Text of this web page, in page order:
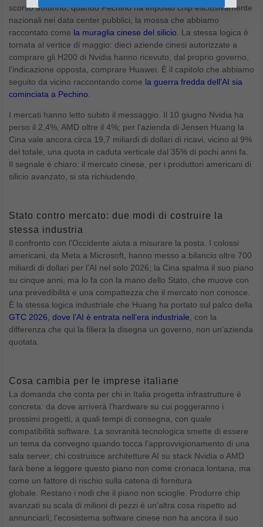
scorso autunno, quando Pechino ha imposto chip esclusivamente
nazionali nei data center pubblici, la mossa che abbiamo
raccontato come la muraglia cinese del silicio . La stessa logica è
tornata al vertice di maggio: dieci aziende cinesi autorizzate a
comprare gli H200 di Nvidia hanno ricevuto, dal proprio governo,
l’indicazione opposta, comprare Huawei. È il capitolo che abbiamo
seguito da vicino raccontando come la guerra fredda dell’AI sia
cominciata a Pechino
I mercati hanno letto subito il messaggio. Il 10 giugno Nvidia ha
perso il 2,4%, AMD oltre il 4%; per l’azienda di Jensen Huang la
Cina vale ancora circa 19,7 miliardi di dollari di ricavi, vicino al 9%
del totale, una quota in caduta verticale dal 35% di pochi anni fa.
Il segnale è chiaro: il mercato cinese, per i produttori americani di
silicio avanzato, si sta richiudendo.
Stato contro mercato: due modi di costruire la
stessa industria
Il confronto con l’Occidente aiuta a misurare la posta. I colossi
americani, da Meta a Microsoft, hanno messo a bilancio oltre 700
miliardi di dollari per l’AI nel solo 2026; la Cina spalma il suo piano
su cinque anni, ma lo fa con la mano dello Stato, che muove con
una prevedibilità e una compattezza che il mercato non conosce.
È la stessa logica industriale che Huang ha portato sul palco della
GTC 2026, dove l’AI è entrata nell’era industriale , con la
differenza che qui la filiera la disegna un governo, non un’azienda
quotata.
Cosa cambia per le imprese italiane
La domanda che conta per chi in Italia progetta infrastrutture è
concreta: da dove arriverà l’hardware su cui poggeranno i
prossimi progetti, a quali tempi di consegna, con quale
compatibilità software. La sovranità tecnologica smette di essere
un tema da convegno quando tocca l’approvvigionamento di una
sala server; chi costruisce architetture AI su stack Nvidia o AMD
farà bene a leggere questo piano non come cronaca lontana, ma
come un fattore di rischio sulla catena di fornitura
globale. Restano i nodi che il piano non scioglie. Produrre chip
avanzati su scala di milioni di pezzi è un’altra cosa rispetto ad
annunciarli; l’ecosistema software cinese non ha ancora il suo